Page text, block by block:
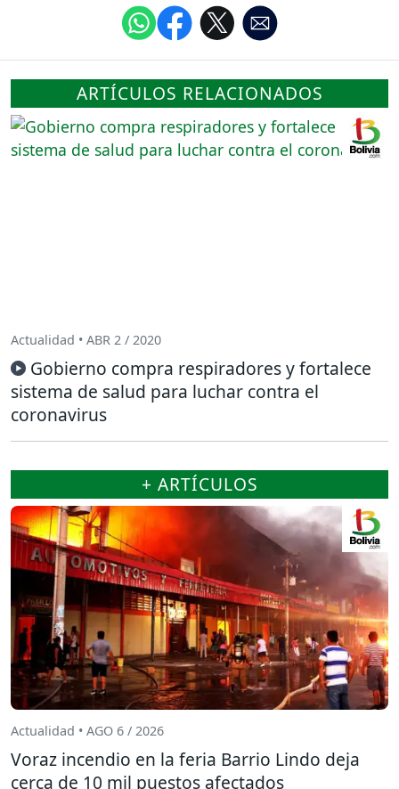
ARTÍCULOS RELACIONADOS
Actualidad • ABR 2 / 2020
Gobierno compra respiradores y fortalece
sistema de salud para luchar contra el
coronavirus
+ ARTÍCULOS
Actualidad • AGO 6 / 2026
Voraz incendio en la feria Barrio Lindo deja
cerca de 10 mil puestos afectados